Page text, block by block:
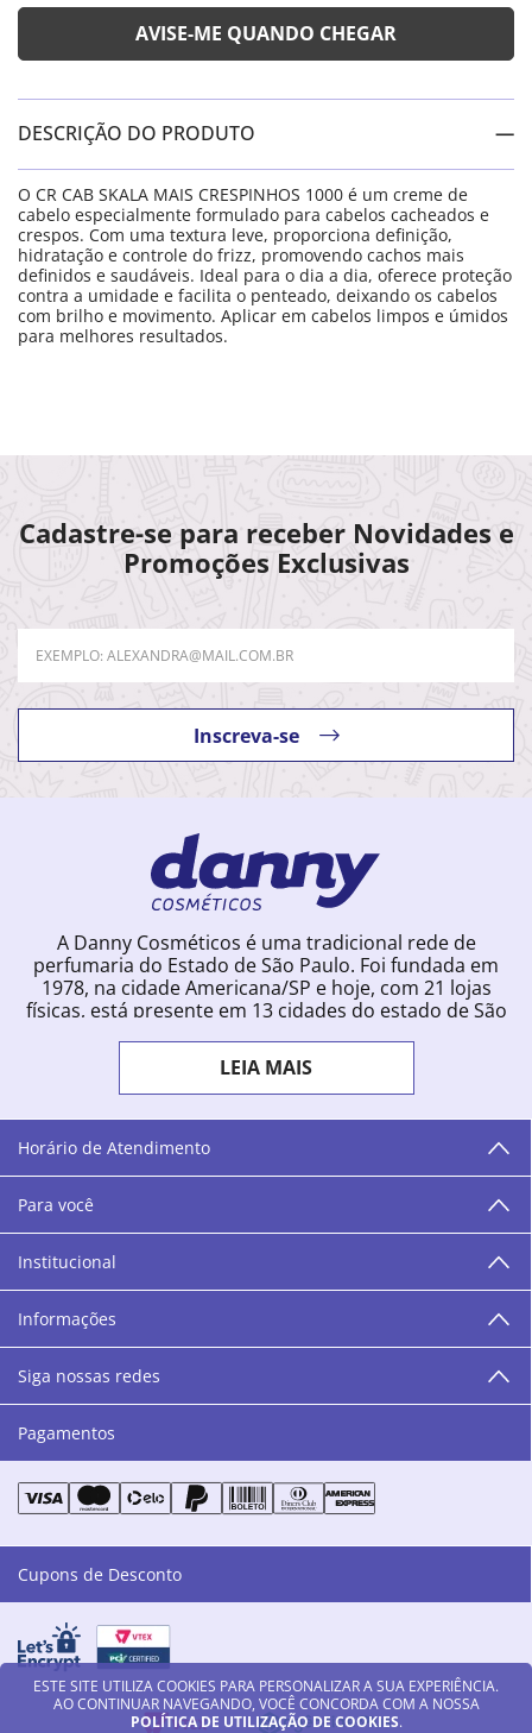
ESTE SITE UTILIZA COOKIES PARA PERSONALIZAR A SUA EXPERIÊNCIA.
AO CONTINUAR NAVEGANDO, VOCÊ CONCORDA COM A NOSSA
POLÍTICA DE UTILIZAÇÃO DE COOKIES.
DESCRIÇÃO DO PRODUTO
O CR CAB SKALA MAIS CRESPINHOS 1000 é um creme de
cabelo especialmente formulado para cabelos cacheados e
crespos. Com uma textura leve, proporciona definição,
hidratação e controle do frizz, promovendo cachos mais
definidos e saudáveis. Ideal para o dia a dia, oferece proteção
contra a umidade e facilita o penteado, deixando os cabelos
com brilho e movimento. Aplicar em cabelos limpos e úmidos
para melhores resultados.
Cadastre-se para receber Novidades e
Promoções Exclusivas
Inscreva-se
A Danny Cosméticos é uma tradicional rede de
perfumaria do Estado de São Paulo. Foi fundada em
1978, na cidade Americana/SP e hoje, com 21 lojas
físicas, está presente em 13 cidades do estado de São
começou a vender para todo o território brasileiro.
Com uma infinidade de marcas e a filosofia de vender
produtos que vão do popular ao luxo, a Danny
Cosméticos mantém parceria com aproximadamente
300 grandes fornecedores e lançamentos diários na
área de beleza. São 12 centros técnicos que oferecem
programação semanal de cursos e encontros.
“O varejo corre nas nossas veias como nossos valores
humanos, éticos e morais. E que o branco e o azul anil,
as cores da Danny Cosméticos, possam continuar
transmitindo paz e harmonia para todos vocês!”
LEIA MAIS
Horário de Atendimento
Para você
Institucional
Informações
Siga nossas redes
Pagamentos
Cupons de Desconto